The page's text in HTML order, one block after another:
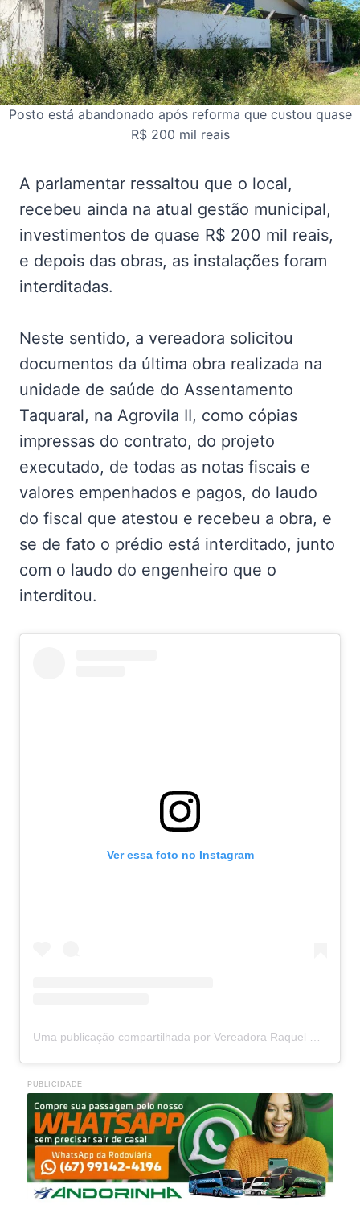
Posto está abandonado após reforma que custou quase
R$ 200 mil reais
A parlamentar ressaltou que o local,
recebeu ainda na atual gestão municipal,
investimentos de quase R$ 200 mil reais,
e depois das obras, as instalações foram
interditadas.
Neste sentido, a vereadora solicitou
documentos da última obra realizada na
unidade de saúde do Assentamento
Taquaral, na Agrovila II, como cópias
impressas do contrato, do projeto
executado, de todas as notas fiscais e
valores empenhados e pagos, do laudo
do fiscal que atestou e recebeu a obra, e
se de fato o prédio está interditado, junto
com o laudo do engenheiro que o
interditou.
Ver essa foto no Instagram
PUBLICIDADE